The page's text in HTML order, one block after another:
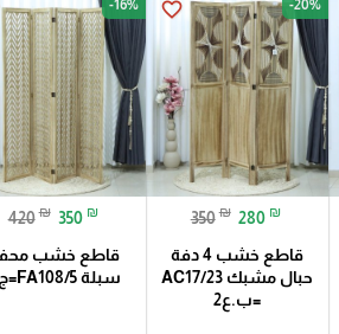
favorite_border -20%
350 ₪ 280 ₪
قاطع خشب 4 دفة
حبال مشبك AC17/23
=ب.ع2
-16%
420 ₪ 350 ₪
قاطع خشب
سبلة FA108/5=ج7